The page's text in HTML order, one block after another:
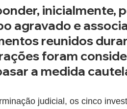
inicialmente,
agravado e
reunidos
foram
a medida
judicial, os cinco